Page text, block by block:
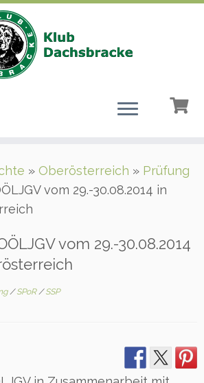
» Oberösterreich » Prüfung
vom 29.-30.08.2014 in
vom 29.-30.08.2014
/SPoR/SSP